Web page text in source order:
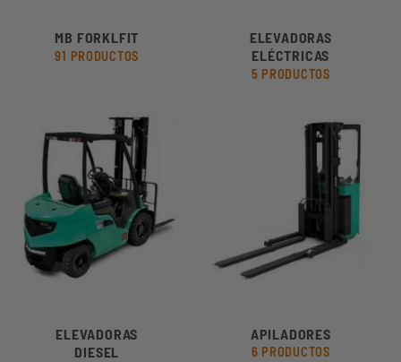
MB FORKLFIT
91 PRODUCTOS
ELEVADORAS
ELÉCTRICAS
5 PRODUCTOS
ELEVADORAS
DIESEL
APILADORES
6 PRODUCTOS